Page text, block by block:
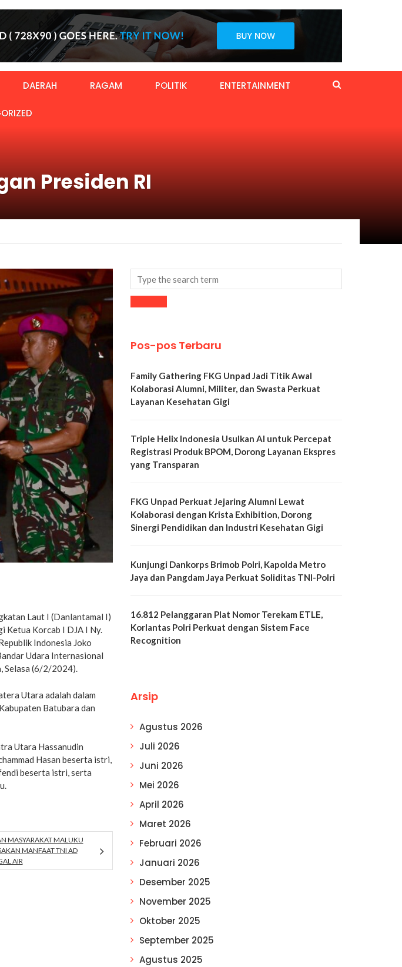
DAERAH RAGAM POLITIK ENTERTAINMENT
Presiden RI
Laut I (Danlantamal I)
Ketua Korcab I DJA I Ny.
Indonesia Joko
Udara Internasional
Selasa (6/2/2024).
Utara adalah dalam
Batubara dan
Utara Hassanudin
Hasan beserta istri,
beserta istri, serta
MASYARAKAT MALUKU
MANFAAT TNI AD
AIR
Pos-pos Terbaru
Family Gathering FKG Unpad Jadi Titik Awal
Kolaborasi Alumni, Militer, dan Swasta Perkuat
Layanan Kesehatan Gigi
Triple Helix Indonesia Usulkan AI untuk Percepat
Registrasi Produk BPOM, Dorong Layanan Ekspres
yang Transparan
FKG Unpad Perkuat Jejaring Alumni Lewat
Kolaborasi dengan Krista Exhibition, Dorong
Sinergi Pendidikan dan Industri Kesehatan Gigi
Kunjungi Dankorps Brimob Polri, Kapolda Metro
Jaya dan Pangdam Jaya Perkuat Soliditas TNI-Polri
16.812 Pelanggaran Plat Nomor Terekam ETLE,
Korlantas Polri Perkuat dengan Sistem Face
Recognition
Arsip
Agustus 2026
Juli 2026
Juni 2026
Mei 2026
April 2026
Maret 2026
Februari 2026
Januari 2026
Desember 2025
November 2025
Oktober 2025
September 2025
Agustus 2025